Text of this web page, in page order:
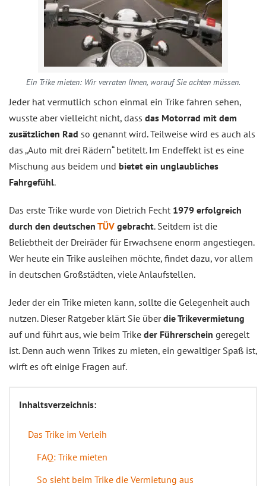
Ein Trike mieten: Wir verraten Ihnen, worauf Sie achten müssen.
Jeder hat vermutlich schon einmal ein Trike fahren sehen,
wusste aber vielleicht nicht, dass das Motorrad mit dem
zusätzlichen Rad so genannt wird. Teilweise wird es auch als
das „Auto mit drei Rädern“ betitelt. Im Endeffekt ist es eine
Mischung aus beidem und bietet ein unglaubliches
Fahrgefühl.
Das erste Trike wurde von Dietrich Fecht 1979 erfolgreich
durch den deutschen TÜV gebracht. Seitdem ist die
Beliebtheit der Dreiräder für Erwachsene enorm angestiegen.
Wer heute ein Trike ausleihen möchte, findet dazu, vor allem
in deutschen Großstädten, viele Anlaufstellen.
Jeder der ein Trike mieten kann, sollte die Gelegenheit auch
nutzen. Dieser Ratgeber klärt Sie überdie Trikevermietung
auf und führt aus, wie beim Trike der Führerschein geregelt
ist. Denn auch wenn Trikes zu mieten, ein gewaltiger Spaß ist,
wirft es oft einige Fragen auf.
Inhaltsverzeichnis:
Das Trike im Verleih
FAQ: Trike mieten
So sieht beim Trike die Vermietung aus